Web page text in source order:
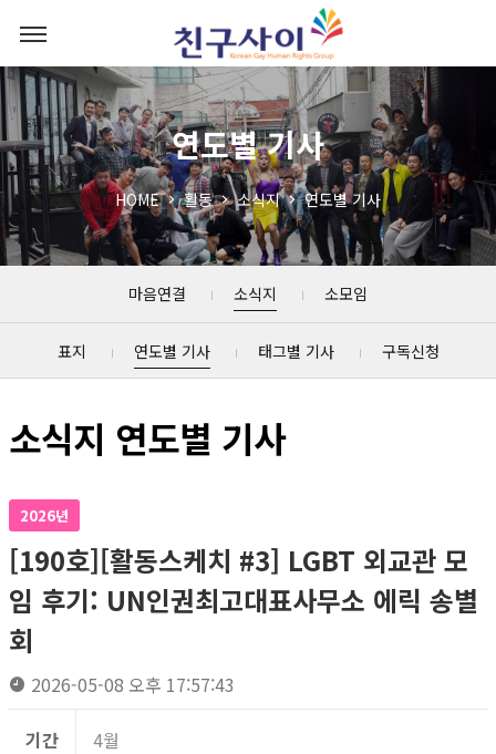
연도별 기사
HOME 활동 소식지 연도별 기사
마음연결 소식지 소모임
표지 연도별 기사 태그별 기사 구독신청
소식지 연도별 기사
2026년
[190호][활동스케치 #3] LGBT 외교관 모
임 후기: UN인권최고대표사무소 에릭 송별
회
2026-05-08 오후 17:57:43
기간 4월